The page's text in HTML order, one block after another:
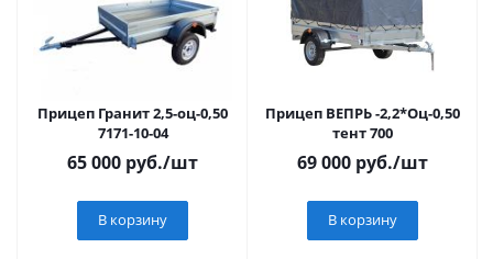
Прицеп Гранит 2,5-оц-0,50
7171-10-04
65 000 руб./шт
В корзину
Прицеп ВЕПРЬ -2,2*Оц-0,50
тент 700
69 000 руб./шт
В корзину